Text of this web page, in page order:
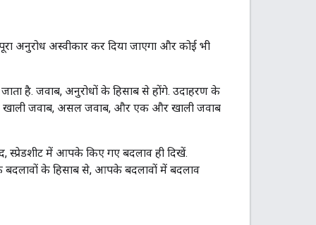
अनुरोध अस्वीकार कर दिया जाएगा और कोई भी
है. जवाब, अनुरोधों के हिसाब से होंगे. उदाहरण के
खाली जवाब, असल जवाब, और एक और खाली जवाब
स्प्रेडशीट में आपके किए गए बदलाव ही दिखें.
बदलावों के हिसाब से, आपके बदलावों में बदलाव